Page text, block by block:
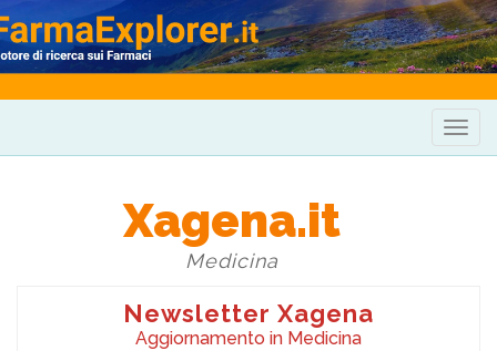
Xagena.it
Medicina
Newsletter Xagena
Aggiornamento in Medicina